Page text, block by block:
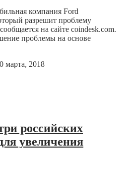
компания Ford
разрешит проблему
на сайте coindesk.com.
проблемы на основе
марта, 2018
российских
увеличения